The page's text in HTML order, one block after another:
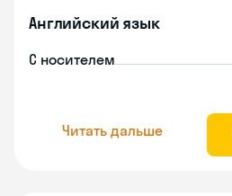
Английский язык
С носителем
Читать дальше